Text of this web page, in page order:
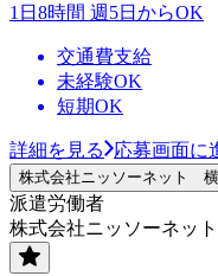
1日8時間 週5日からOK
交通費支給
未経験OK
短期OK
詳細を見る 応募画面に
株式会社ニッソーネット
派遣労働者
株式会社ニッソーネッ